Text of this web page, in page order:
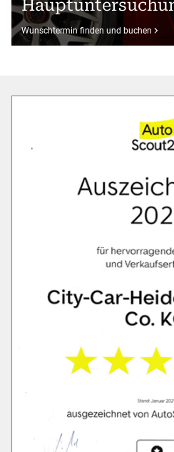
Wunschtermin finden und buchen